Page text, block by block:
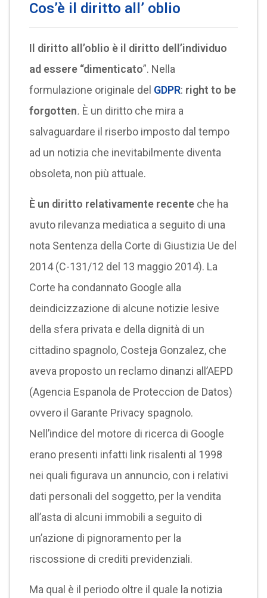
Cos’è il diritto all’ oblio
Il diritto all’oblio è il diritto dell’individuo
ad essere “dimenticato”. Nella
formulazione originale del GDPR: right to be
forgotten. È un diritto che mira a
salvaguardare il riserbo imposto dal tempo
ad un notizia che inevitabilmente diventa
obsoleta, non più attuale.
È un diritto relativamente recenteche ha
avuto rilevanza mediatica a seguito di una
nota Sentenza della Corte di Giustizia Ue del
2014 (C-131/12 del 13 maggio 2014). La
Corte ha condannato Google alla
deindicizzazione di alcune notizie lesive
della sfera privata e della dignità di un
cittadino spagnolo, Costeja Gonzalez, che
aveva proposto un reclamo dinanzi all’AEPD
(Agencia Espanola de Proteccion de Datos)
ovvero il Garante Privacy spagnolo.
Nell’indice del motore di ricerca di Google
erano presenti infatti link risalenti al 1998
nei quali figurava un annuncio, con i relativi
dati personali del soggetto, per la vendita
all’asta di alcuni immobili a seguito di
un’azione di pignoramento per la
riscossione di crediti previdenziali.
Ma qual è il periodo oltre il quale la notizia